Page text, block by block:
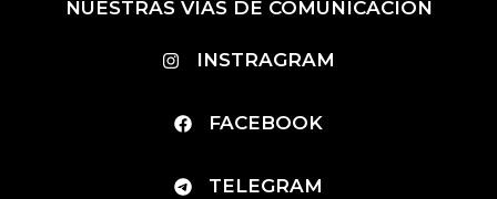
NUESTRAS VIAS DE COMUNICACION
INSTRAGRAM
FACEBOOK
TELEGRAM